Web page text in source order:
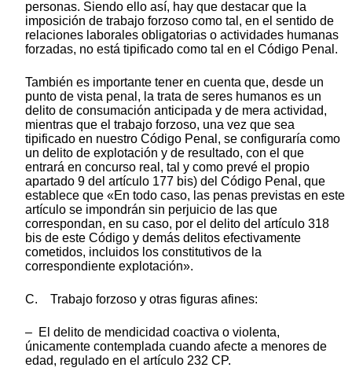
personas. Siendo ello así, hay que destacar que la
imposición de trabajo forzoso como tal, en el sentido de
relaciones laborales obligatorias o actividades humanas
forzadas, no está tipificado como tal en el Código Penal.
También es importante tener en cuenta que, desde un
punto de vista penal, la trata de seres humanos es un
delito de consumación anticipada y de mera actividad,
mientras que el trabajo forzoso, una vez que sea
tipificado en nuestro Código Penal, se configuraría como
un delito de explotación y de resultado, con el que
entrará en concurso real, tal y como prevé el propio
apartado 9 del artículo 177 bis) del Código Penal, que
establece que «En todo caso, las penas previstas en este
artículo se impondrán sin perjuicio de las que
correspondan, en su caso, por el delito del artículo 318
bis de este Código y demás delitos efectivamente
cometidos, incluidos los constitutivos de la
correspondiente explotación».
C. Trabajo forzoso y otras figuras afines:
– El delito de mendicidad coactiva o violenta,
únicamente contemplada cuando afecte a menores de
edad, regulado en el artículo 232 CP.